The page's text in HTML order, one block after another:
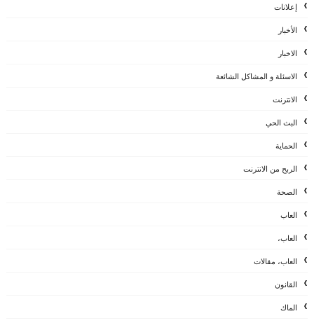
إعلانات
الأخبار
الاخبار
الاسئلة و المشاكل الشائعة
الانترنت
البث الحي
الحماية
الربح من الانترنت
الصحة
العاب
العاب،
العاب، مقالات
القانون
الماك